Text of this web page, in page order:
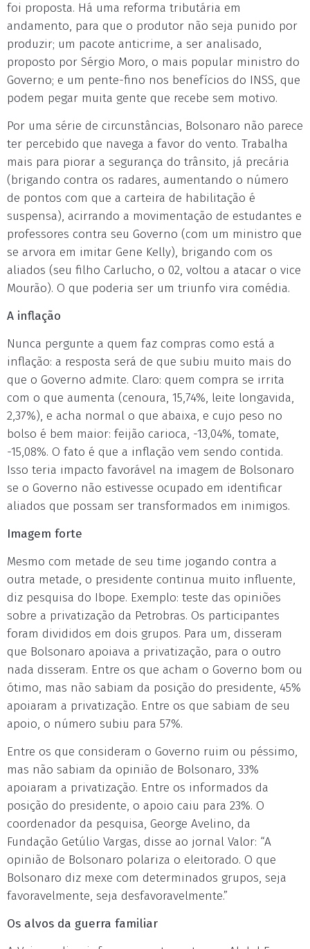
foi proposta. Há uma reforma tributária em
andamento, para que o produtor não seja punido por
produzir; um pacote anticrime, a ser analisado,
proposto por Sérgio Moro, o mais popular ministro do
Governo; e um pente-fino nos benefícios do INSS, que
podem pegar muita gente que recebe sem motivo.
Por uma série de circunstâncias, Bolsonaro não parece
ter percebido que navega a favor do vento. Trabalha
mais para piorar a segurança do trânsito, já precária
(brigando contra os radares, aumentando o número
de pontos com que a carteira de habilitação é
suspensa), acirrando a movimentação de estudantes e
professores contra seu Governo (com um ministro que
se arvora em imitar Gene Kelly), brigando com os
aliados (seu filho Carlucho, o 02, voltou a atacar o vice
Mourão). O que poderia ser um triunfo vira comédia.
A inflação
Nunca pergunte a quem faz compras como está a
inflação: a resposta será de que subiu muito mais do
que o Governo admite. Claro: quem compra se irrita
com o que aumenta (cenoura, 15,74%, leite longavida,
2,37%), e acha normal o que abaixa, e cujo peso no
bolso é bem maior: feijão carioca, -13,04%, tomate,
-15,08%. O fato é que a inflação vem sendo contida.
Isso teria impacto favorável na imagem de Bolsonaro
se o Governo não estivesse ocupado em identificar
aliados que possam ser transformados em inimigos.
Imagem forte
Mesmo com metade de seu time jogando contra a
outra metade, o presidente continua muito influente,
diz pesquisa do Ibope. Exemplo: teste das opiniões
sobre a privatização da Petrobras. Os participantes
foram divididos em dois grupos. Para um, disseram
que Bolsonaro apoiava a privatização, para o outro
nada disseram. Entre os que acham o Governo bom ou
ótimo, mas não sabiam da posição do presidente, 45%
apoiaram a privatização. Entre os que sabiam de seu
apoio, o número subiu para 57%.
Entre os que consideram o Governo ruim ou péssimo,
mas não sabiam da opinião de Bolsonaro, 33%
apoiaram a privatização. Entre os informados da
posição do presidente, o apoio caiu para 23%. O
coordenador da pesquisa, George Avelino, da
Fundação Getúlio Vargas, disse ao jornal Valor: “A
opinião de Bolsonaro polariza o eleitorado. O que
Bolsonaro diz mexe com determinados grupos, seja
favoravelmente, seja desfavoravelmente.”
Os alvos da guerra familiar